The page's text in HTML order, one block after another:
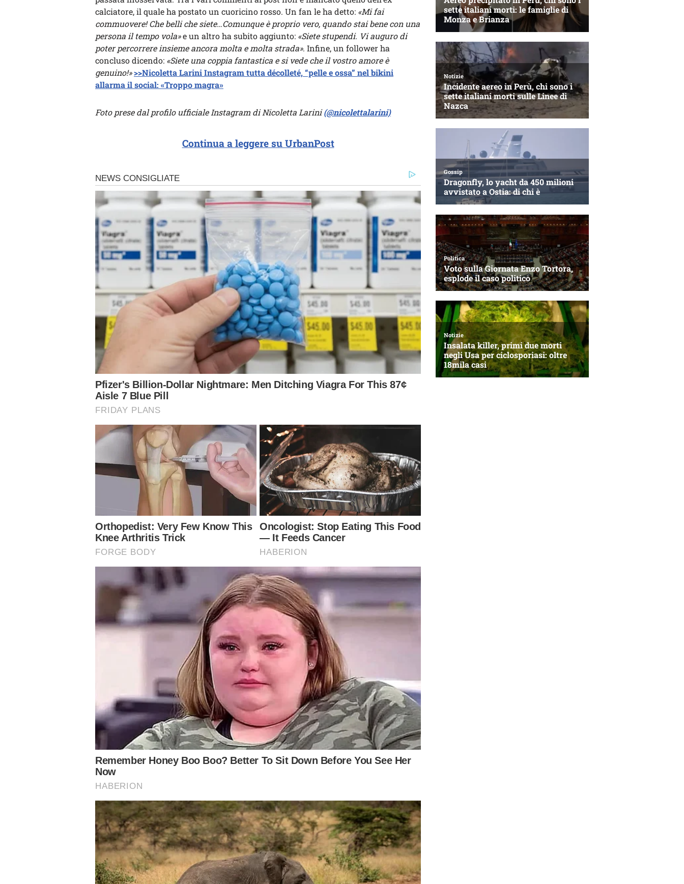
calciatore, il quale ha postato un cuoricino rosso. Un fan le ha detto: «Mi fai
commuovere! Che belli che siete…Comunque è proprio vero, quando stai bene con una
persona il tempo vola»e un altro ha subito aggiunto: «Siete stupendi. Vi auguro di
poter percorrere insieme ancora molta e molta strada». Infine, un follower ha
concluso dicendo: «Siete una coppia fantastica e si vede che il vostro amore è
genuino!»>>Nicoletta Larini Instagram tutta décolleté, “pelle e ossa” nel bikini
allarma il social: «Troppo magra»
Foto prese dal profilo ufficiale Instagram di Nicoletta Larini(@nicolettalarini)
Continua a leggere su UrbanPost